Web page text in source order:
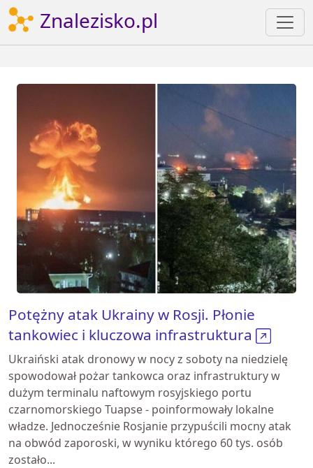
Znalezisko.pl
Potężny atak Ukrainy w Rosji. Płonie
tankowiec i kluczowa infrastruktura
Ukraiński atak dronowy w nocy z soboty na niedzielę
spowodował pożar tankowca oraz infrastruktury w
dużym terminalu naftowym rosyjskiego portu
czarnomorskiego Tuapse - poinformowały lokalne
władze. Jednocześnie Rosjanie przypuścili mocny atak
na obwód zaporoski, w wyniku którego 60 tys. osób
zostało...